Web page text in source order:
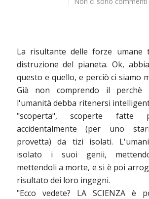
La risultante delle forze umane
distruzione del pianeta. Ok,
questo e quello, e perciò ci siamo
Già non comprendo il
l'umanità debba ritenersi
"scoperta", scoperte
accidentalmente (per uno
provetta) da tizi isolati.
isolato i suoi genii,
mettendoli a morte, e si è poi
risultato dei loro ingegni.
"Ecco vedete? LA SCIENZA è